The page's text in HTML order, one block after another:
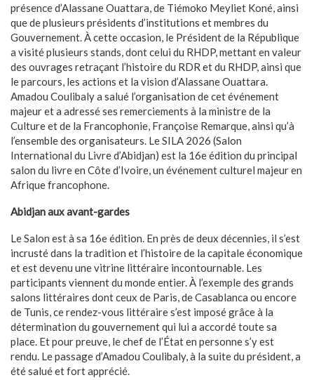
présence d’Alassane Ouattara, de Tiémoko Meyliet Koné, ainsi
que de plusieurs présidents d’institutions et membres du
Gouvernement. À cette occasion, le Président de la République
a visité plusieurs stands, dont celui du RHDP, mettant en valeur
des ouvrages retraçant l’histoire du RDR et du RHDP, ainsi que
le parcours, les actions et la vision d’Alassane Ouattara.
Amadou Coulibaly a salué l’organisation de cet événement
majeur et a adressé ses remerciements à la ministre de la
Culture et de la Francophonie, Françoise Remarque, ainsi qu’à
l’ensemble des organisateurs. Le SILA 2026 (Salon
International du Livre d’Abidjan) est la 16e édition du principal
salon du livre en Côte d’Ivoire, un événement culturel majeur en
Afrique francophone.
Abidjan aux avant-gardes
Le Salon est à sa 16e édition. En près de deux décennies, il s’est
incrusté dans la tradition et l’histoire de la capitale économique
et est devenu une vitrine littéraire incontournable. Les
participants viennent du monde entier. À l’exemple des grands
salons littéraires dont ceux de Paris, de Casablanca ou encore
de Tunis, ce rendez-vous littéraire s’est imposé grâce à la
détermination du gouvernement qui lui a accordé toute sa
place. Et pour preuve, le chef de l’État en personne s’y est
rendu. Le passage d’Amadou Coulibaly, à la suite du président, a
été salué et fort apprécié.